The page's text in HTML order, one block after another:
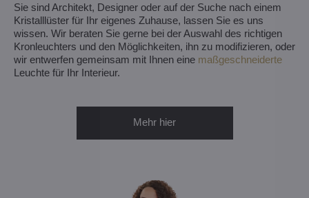
Sie sind Architekt, Designer oder auf der Suche nach einem
Kristalllüster für Ihr eigenes Zuhause, lassen Sie es uns
wissen. Wir beraten Sie gerne bei der Auswahl des richtigen
Kronleuchters und den Möglichkeiten, ihn zu modifizieren, oder
wir entwerfen gemeinsam mit Ihnen eine maßgeschneiderte
Leuchte für Ihr Interieur.
Mehr hier